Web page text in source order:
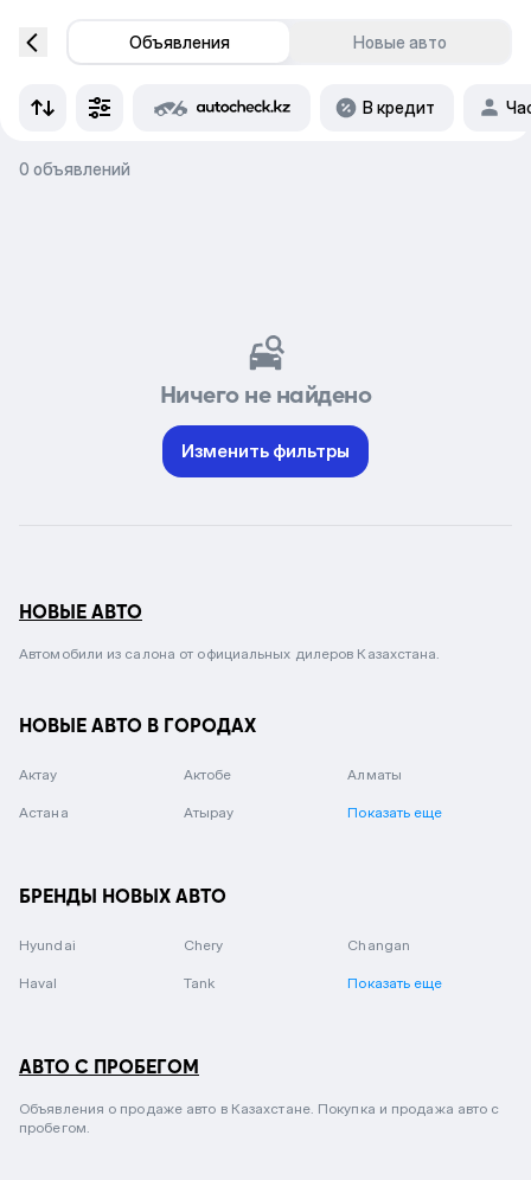
Объявления Новые авто
В кредит
0 объявлений
Ничего не найдено
Изменить фильтры
НОВЫЕ АВТО
Автомобили из салона от официальных дилеров Казахстана.
НОВЫЕ АВТО В ГОРОДАХ
Актау Актобе Алматы
Астана Атырау Показать еще
БРЕНДЫ НОВЫХ АВТО
Hyundai Chery Changan
Haval Tank Показать еще
АВТО С ПРОБЕГОМ
Объявления о продаже авто в Казахстане. Покупка и продажа авто с
пробегом.